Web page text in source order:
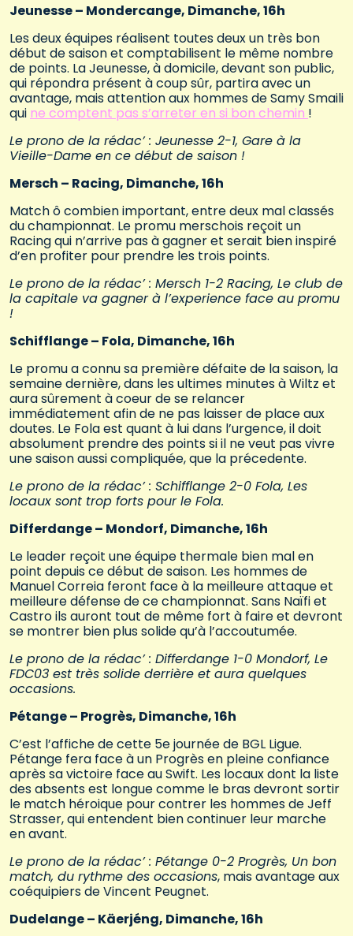
Jeunesse – Mondercange, Dimanche, 16h
Les deux équipes réalisent toutes deux un très bon
début de saison et comptabilisent le même nombre
de points. La Jeunesse, à domicile, devant son public,
qui répondra présent à coup sûr, partira avec un
avantage, mais attention aux hommes de Samy Smaili
qui ne comptent pas s’arreter en si bon chemin !
Le prono de la rédac’ : Jeunesse 2-1, Gare à la
Vieille-Dame en ce début de saison !
Mersch – Racing, Dimanche, 16h
Match ô combien important, entre deux mal classés
du championnat. Le promu merschois reçoit un
Racing qui n’arrive pas à gagner et serait bien inspiré
d’en profiter pour prendre les trois points.
Le prono de la rédac’ : Mersch 1-2 Racing, Le club de
la capitale va gagner à l’experience face au promu
!
Schifflange – Fola, Dimanche, 16h
Le promu a connu sa première défaite de la saison, la
semaine dernière, dans les ultimes minutes à Wiltz et
aura sûrement à coeur de se relancer
immédiatement afin de ne pas laisser de place aux
doutes. Le Fola est quant à lui dans l’urgence, il doit
absolument prendre des points si il ne veut pas vivre
une saison aussi compliquée, que la précedente.
Le prono de la rédac’ : Schifflange 2-0 Fola, Les
locaux sont trop forts pour le Fola.
Differdange – Mondorf, Dimanche, 16h
Le leader reçoit une équipe thermale bien mal en
point depuis ce début de saison. Les hommes de
Manuel Correia feront face à la meilleure attaque et
meilleure défense de ce championnat. Sans Naïfi et
Castro ils auront tout de même fort à faire et devront
se montrer bien plus solide qu’à l’accoutumée.
Le prono de la rédac’ : Differdange 1-0 Mondorf, Le
FDC03 est très solide derrière et aura quelques
occasions.
Pétange – Progrès, Dimanche, 16h
C’est l’affiche de cette 5e journée de BGL Ligue.
Pétange fera face à un Progrès en pleine confiance
après sa victoire face au Swift. Les locaux dont la liste
des absents est longue comme le bras devront sortir
le match héroique pour contrer les hommes de Jeff
Strasser, qui entendent bien continuer leur marche
en avant.
Le prono de la rédac’ : Pétange 0-2 Progrès, Un bon
match, du rythme des occasions, mais avantage aux
coéquipiers de Vincent Peugnet.
Dudelange – Käerjéng, Dimanche, 16h